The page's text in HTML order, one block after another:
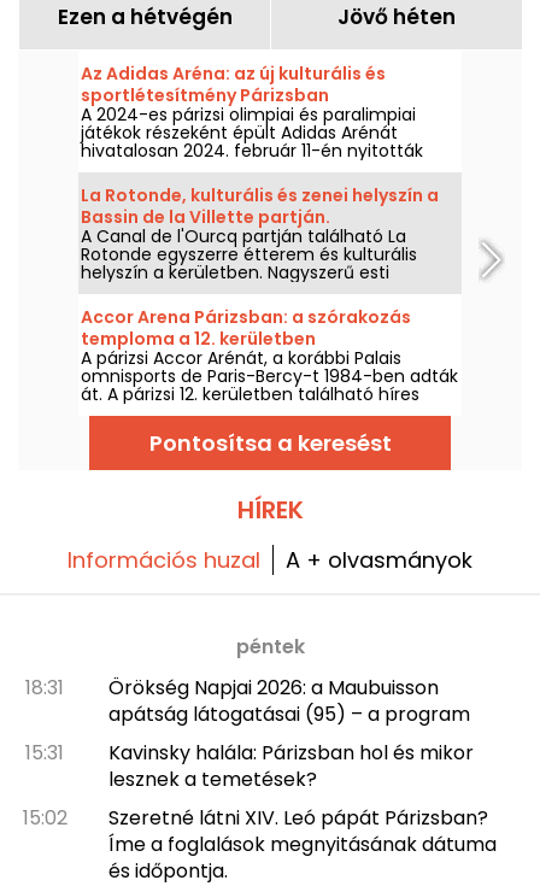
Ezen a hétvégén Jövő héten
Az Adidas Aréna: az új kulturális és
sportlétesítmény Párizsban
A 2024-es párizsi olimpiai és paralimpiai
játékok részeként épült Adidas Arénát
hivatalosan 2024. február 11-én nyitották
meg. Tudjon meg többet erről a hatalmas új
kulturális és sportlétesítményről a főváros
északi részén.
La Rotonde, kulturális és zenei helyszín a
Bassin de la Villette partján.
A Canal de l'Ourcq partján található La
Rotonde egyszerre étterem és kulturális
helyszín a kerületben. Nagyszerű esti
programjaival, szabadtéri rendezvényeivel és
más baráti eseményekkel az egyik
leglátogatottabb hely a Bassin de la Villette
partján.
Accor Arena Párizsban: a szórakozás
temploma a 12. kerületben
A párizsi Accor Arénát, a korábbi Palais
omnisports de Paris-Bercy-t 1984-ben adták
át. A párizsi 12. kerületben található híres
szórakozóhely immár közel 40 éve
gyönyörködteti a párizsiak szemét és fülét
legendás koncertekkel, komédiaműsorokkal
és nagyszabású sporteseményekkel.
Pontosítsa a keresést
HÍREK
Információs huzal A + olvasmányok
péntek
18:31
Örökség Napjai 2026: a Maubuisson
apátság látogatásai (95) – a program
15:31
Kavinsky halála: Párizsban hol és mikor
lesznek a temetések?
15:02
Szeretné látni XIV. Leó pápát Párizsban?
Íme a foglalások megnyitásának dátuma
és időpontja.